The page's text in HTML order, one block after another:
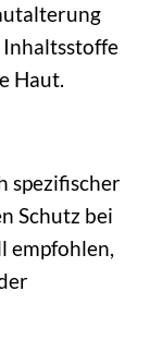
Inhaltsstoffe
Haut.
spezifischer
Schutz bei
empfohlen,